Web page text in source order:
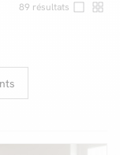
89 résultats